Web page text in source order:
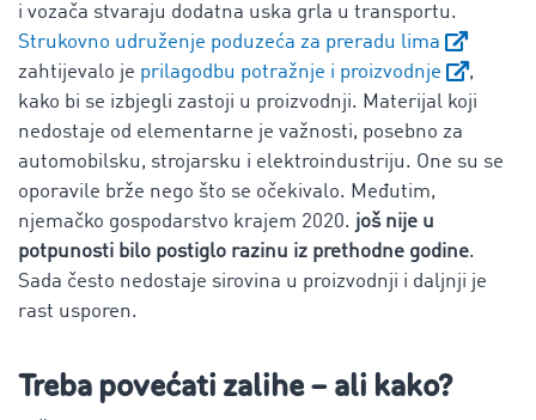
i vozača stvaraju dodatna uska grla u transportu.
Strukovno udruženje poduzeća za preradu lima
zahtijevalo je prilagodbu potražnje i proizvodnje
,
kako bi se izbjegli zastoji u proizvodnji. Materijal koji
nedostaje od elementarne je važnosti, posebno za
automobilsku, strojarsku i elektroindustriju. One su se
oporavile brže nego što se očekivalo. Međutim,
njemačko gospodarstvo krajem 2020. još nije u
potpunosti bilo postiglo razinu iz prethodne godine.
Sada često nedostaje sirovina u proizvodnji i daljnji je
rast usporen.
Treba povećati zalihe – ali kako?